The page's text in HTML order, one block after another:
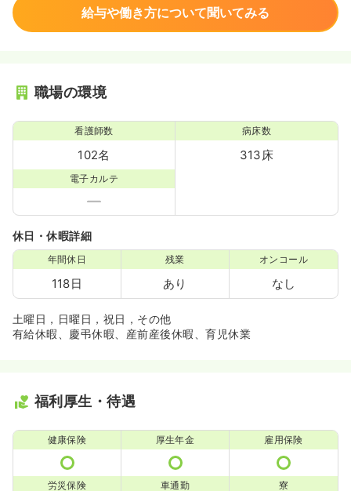
給与や働き方について聞いてみる
職場の環境
看護師数
102名
病床数
313床
電子カルテ
休日・休暇詳細
年間休日
118日
残業
あり
オンコール
なし
土曜日，日曜日，祝日，その他
有給休暇、慶弔休暇、産前産後休暇、育児休業
福利厚生・待遇
健康保険 厚生年金 雇用保険
労災保険 車通勤 寮